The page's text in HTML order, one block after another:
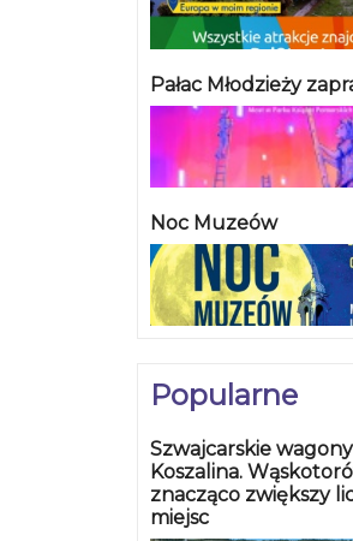
Pałac Młodzieży
Noc Muzeów
Popularne
Szwajcarskie
Koszalina.
znacząco zwiększy
miejsc